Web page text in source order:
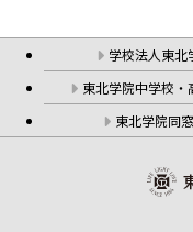
学校法人東北
東北学院中学校・
東北学院同